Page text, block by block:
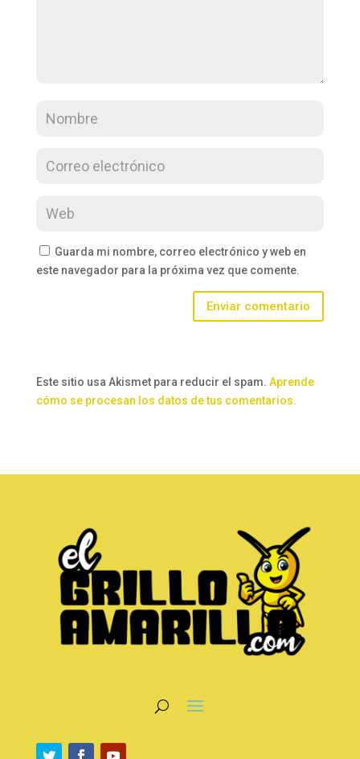
Guarda mi nombre, correo electrónico y web en
este navegador para la próxima vez que comente.
Enviar comentario
Este sitio usa Akismet para reducir el spam. Aprende
cómo se procesan los datos de tus comentarios.